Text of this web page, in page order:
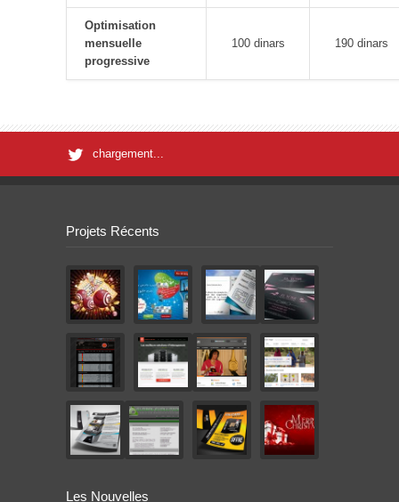
Optimisation
mensuelle
progressive
100 dinars 190 dinars
chargement...
Projets Récents
Les Nouvelles